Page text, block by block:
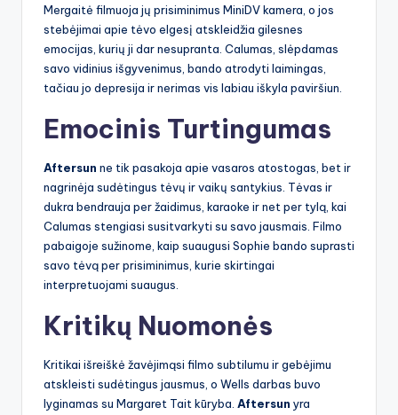
Mergaitė filmuoja jų prisiminimus MiniDV kamera, o jos
stebėjimai apie tėvo elgesį atskleidžia gilesnes
emocijas, kurių ji dar nesupranta. Calumas, slėpdamas
savo vidinius išgyvenimus, bando atrodyti laimingas,
tačiau jo depresija ir nerimas vis labiau iškyla paviršiun.
Emocinis Turtingumas
Aftersun ne tik pasakoja apie vasaros atostogas, bet ir
nagrinėja sudėtingus tėvų ir vaikų santykius. Tėvas ir
dukra bendrauja per žaidimus, karaoke ir net per tylą, kai
Calumas stengiasi susitvarkyti su savo jausmais. Filmo
pabaigoje sužinome, kaip suaugusi Sophie bando suprasti
savo tėvą per prisiminimus, kurie skirtingai
interpretuojami suaugus.
Kritikų Nuomonės
Kritikai išreiškė žavėjimąsi filmo subtilumu ir gebėjimu
atskleisti sudėtingus jausmus, o Wells darbas buvo
lyginamas su Margaret Tait kūryba. Aftersun yra